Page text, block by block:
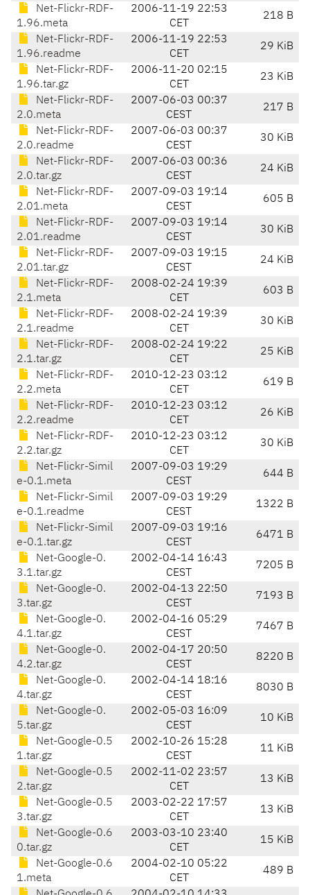
Net-Flickr-RDF-
1.96.meta
2006-11-19 22:53
CET
218 B
Net-Flickr-RDF-
1.96.readme
2006-11-19 22:53
CET
29 KiB
Net-Flickr-RDF-
1.96.tar.gz
2006-11-20 02:15
CET
23 KiB
Net-Flickr-RDF-
2.0.meta
2007-06-03 00:37
CEST
217 B
Net-Flickr-RDF-
2.0.readme
2007-06-03 00:37
CEST
30 KiB
Net-Flickr-RDF-
2.0.tar.gz
2007-06-03 00:36
CEST
24 KiB
Net-Flickr-RDF-
2.01.meta
2007-09-03 19:14
CEST
605 B
Net-Flickr-RDF-
2.01.readme
2007-09-03 19:14
CEST
30 KiB
Net-Flickr-RDF-
2.01.tar.gz
2007-09-03 19:15
CEST
24 KiB
Net-Flickr-RDF-
2.1.meta
2008-02-24 19:39
CET
603 B
Net-Flickr-RDF-
2.1.readme
2008-02-24 19:39
CET
30 KiB
Net-Flickr-RDF-
2.1.tar.gz
2008-02-24 19:22
CET
25 KiB
Net-Flickr-RDF-
2.2.meta
2010-12-23 03:12
CET
619 B
Net-Flickr-RDF-
2.2.readme
2010-12-23 03:12
CET
26 KiB
Net-Flickr-RDF-
2.2.tar.gz
2010-12-23 03:12
CET
30 KiB
Net-Flickr-Simil
e-0.1.meta
2007-09-03 19:29
CEST
644 B
Net-Flickr-Simil
e-0.1.readme
2007-09-03 19:29
CEST
1322 B
Net-Flickr-Simil
e-0.1.tar.gz
2007-09-03 19:16
CEST
6471 B
Net-Google-0.
3.1.tar.gz
2002-04-14 16:43
CEST
7205 B
Net-Google-0.
3.tar.gz
2002-04-13 22:50
CEST
7193 B
Net-Google-0.
4.1.tar.gz
2002-04-16 05:29
CEST
7467 B
Net-Google-0.
4.2.tar.gz
2002-04-17 20:50
CEST
8220 B
Net-Google-0.
4.tar.gz
2002-04-14 18:16
CEST
8030 B
Net-Google-0.
5.tar.gz
2002-05-03 16:09
CEST
10 KiB
Net-Google-0.5
1.tar.gz
2002-10-26 15:28
CEST
11 KiB
Net-Google-0.5
2.tar.gz
2002-11-02 23:57
CET
13 KiB
Net-Google-0.5
3.tar.gz
2003-02-22 17:57
CET
13 KiB
Net-Google-0.6
0.tar.gz
2003-03-10 23:40
CET
15 KiB
Net-Google-0.6
1.meta
2004-02-10 05:22
CET
489 B